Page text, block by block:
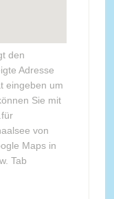
den
Adresse
eingeben um
Sie mit
von
Maps in
Tab